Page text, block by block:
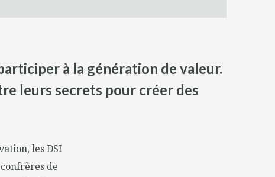
à la génération de valeur.
leurs secrets pour créer des
les DSI
de